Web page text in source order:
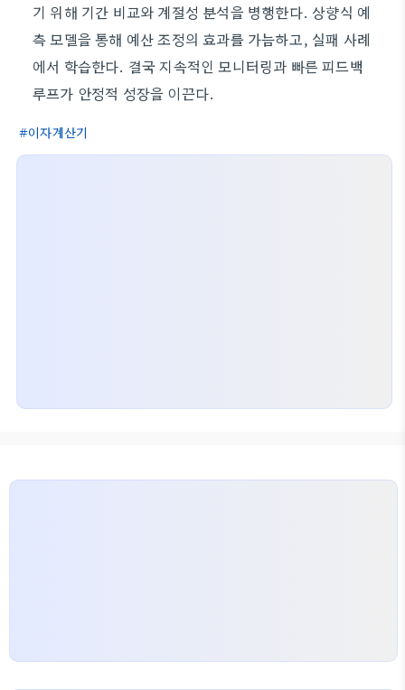
기 위해 기간 비교와 계절성 분석을 병행한다. 상향식 예
측 모델을 통해 예산 조정의 효과를 가늠하고, 실패 사례
에서 학습한다. 결국 지속적인 모니터링과 빠른 피드백
루프가 안정적 성장을 이끈다.
이자계산기